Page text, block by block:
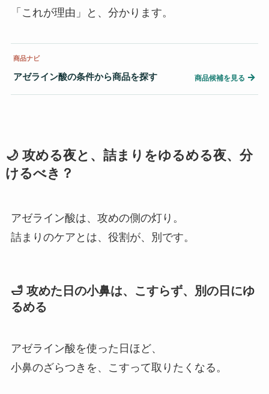
「これが理由」と、分かります。
商品ナビ
アゼライン酸の条件から商品を探す 商品候補を見る →
🌙 攻める夜と、詰まりをゆるめる夜、分
けるべき？
アゼライン酸は、攻めの側の灯り。
詰まりのケアとは、役割が、別です。
🛁 攻めた日の小鼻は、こすらず、別の日にゆ
るめる
アゼライン酸を使った日ほど、
小鼻のざらつきを、こすって取りたくなる。